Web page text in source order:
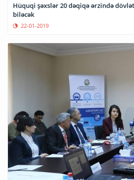
Hüquqi şəxslər 20 dəqiqə ərzində
biləcək
22-01-2019